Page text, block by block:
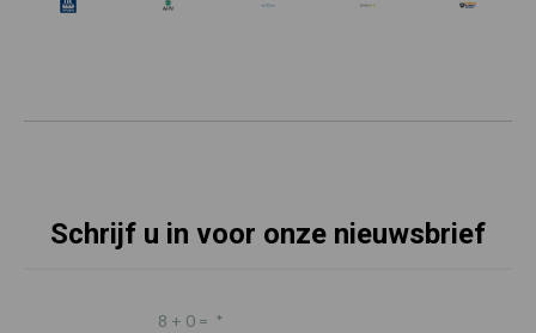
Schrijf u in voor onze nieuwsbrief
8 + 0 = *